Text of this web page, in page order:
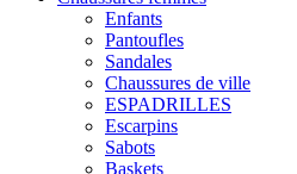
Enfants
Pantoufles
Sandales
Chaussures de ville
ESPADRILLES
Escarpins
Sabots
Baskets